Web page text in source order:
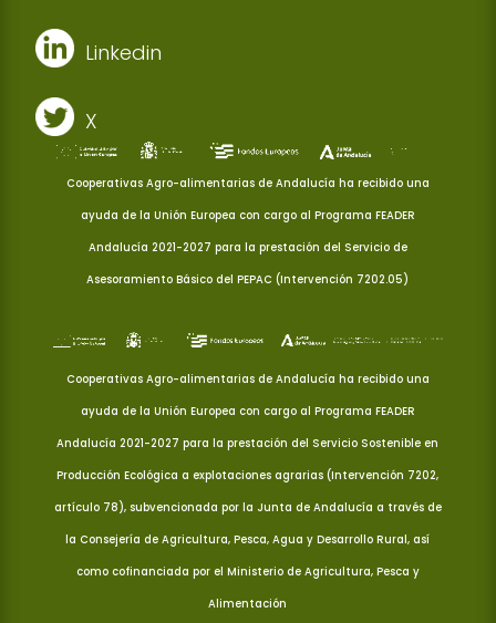
Linkedin
X
Cooperativas Agro-alimentarias de Andalucía ha recibido una
ayuda de la Unión Europea con cargo al Programa FEADER
Andalucía 2021-2027 para la prestación del Servicio de
Asesoramiento Básico del PEPAC (Intervención 7202.05)
Cooperativas Agro-alimentarias de Andalucía ha recibido una
ayuda de la Unión Europea con cargo al Programa FEADER
Andalucía 2021-2027 para la prestación del Servicio Sostenible en
Producción Ecológica a explotaciones agrarias (Intervención 7202,
artículo 78), subvencionada por la Junta de Andalucía a través de
la Consejería de Agricultura, Pesca, Agua y Desarrollo Rural, así
como cofinanciada por el Ministerio de Agricultura, Pesca y
Alimentación